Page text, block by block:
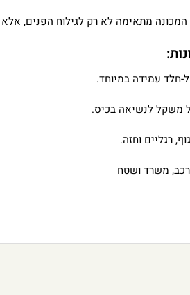
המכונה מתאימה לא רק לגילוח הפנים,
חלד עמידה במיוחד.
משקל לנשיאה בכיס.
רגליים וחזה.
רכב, משרד ושטח